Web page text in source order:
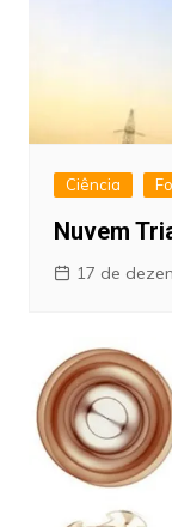
Ciência
Nuvem
17 de